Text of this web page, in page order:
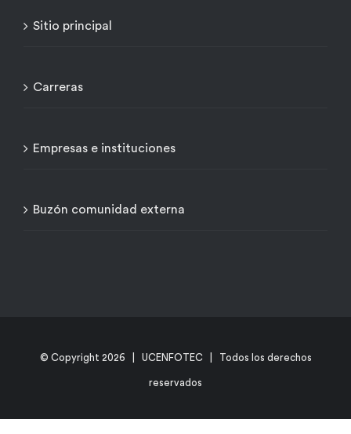
Sitio principal
Carreras
Empresas e instituciones
Buzón comunidad externa
© Copyright 2026 | UCENFOTEC | Todos los derechos
reservados